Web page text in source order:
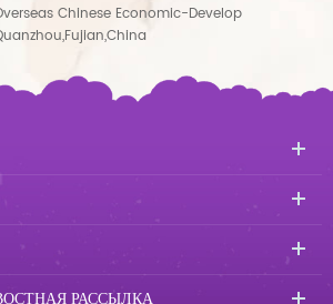
Chinese Economic-Develop